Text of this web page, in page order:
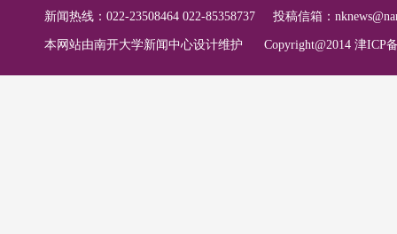
新闻热线：022-23508464 022-85358737 投稿信箱：
本网站由南开大学新闻中心设计维护 Copyright@2014 津ICP